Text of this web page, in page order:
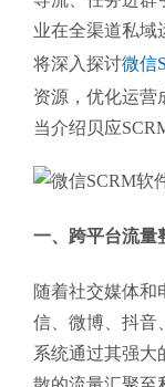
业在全渠道私域
将深入探讨微信
资源，优化运营
当介绍贝应
一、跨平台流量
随着社交媒体和
信、微博、抖音
系统通过其强大